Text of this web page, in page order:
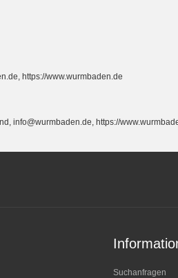
https://www.wurmbaden.de
info@wurmbaden.de, https://
Suchanfragen